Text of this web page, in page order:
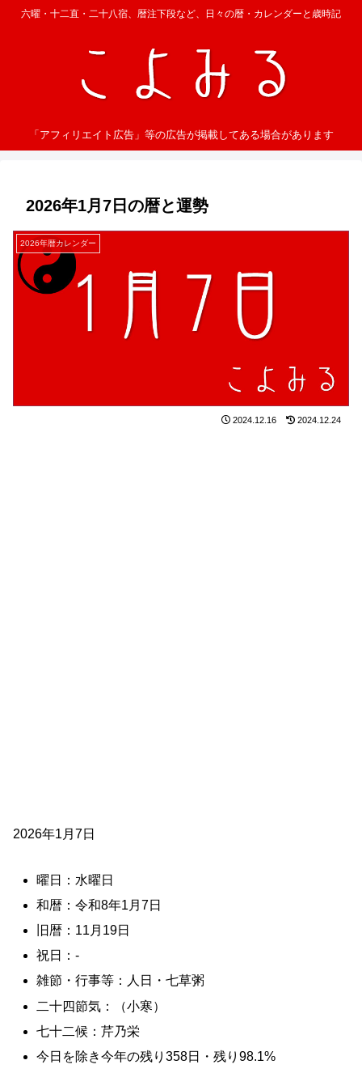
六曜・十二直・二十八宿、暦注下段など、日々の暦・カレンダーと歳時記
「アフィリエイト広告」等の広告が掲載してある場合があります
2026年1月7日の暦と運勢
2026年暦カレンダー
2024.12.16 2024.12.24
2026年1月7日
曜日：水曜日
和暦：令和8年1月7日
旧暦：11月19日
祝日：-
雑節・行事等：人日・七草粥
二十四節気：（小寒）
七十二候：芹乃栄
今日を除き今年の残り358日・残り98.1%